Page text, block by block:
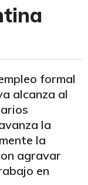
formal
alcanza al
la
la
agravar
en